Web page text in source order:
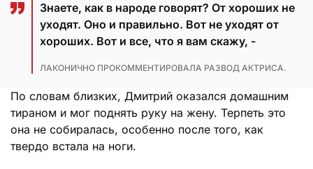
Знаете, как в народе говорят? От хороших не
уходят. Оно и правильно. Вот не уходят от
хороших. Вот и все, что я вам скажу, -
ЛАКОНИЧНО ПРОКОММЕНТИРОВАЛА РАЗВОД АКТРИСА.
По словам близких, Дмитрий оказался домашним
тираном и мог поднять руку на жену. Терпеть это
она не собиралась, особенно после того, как
твердо встала на ноги.